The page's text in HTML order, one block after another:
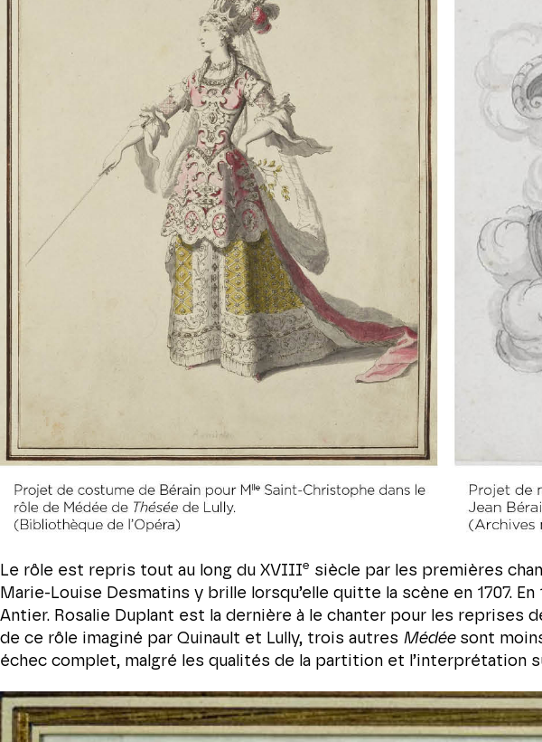
Le rôle est repris tout au long du XVIIIe siècle par les premières
Marie-Louise Desmatins y brille lorsqu’elle quitte la scène en 1707.
Antier. Rosalie Duplant est la dernière à le chanter pour les reprises
de ce rôle imaginé par Quinault et Lully, trois autres Médéesont
échec complet, malgré les qualités de la partition et l’interprétation